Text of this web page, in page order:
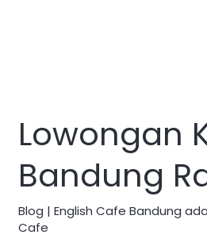
Lowongan
Bandung
Blog | English Cafe Bandung
Cafe
Tutor
Pengajar
Bahasa
Inggris
di
Bandung